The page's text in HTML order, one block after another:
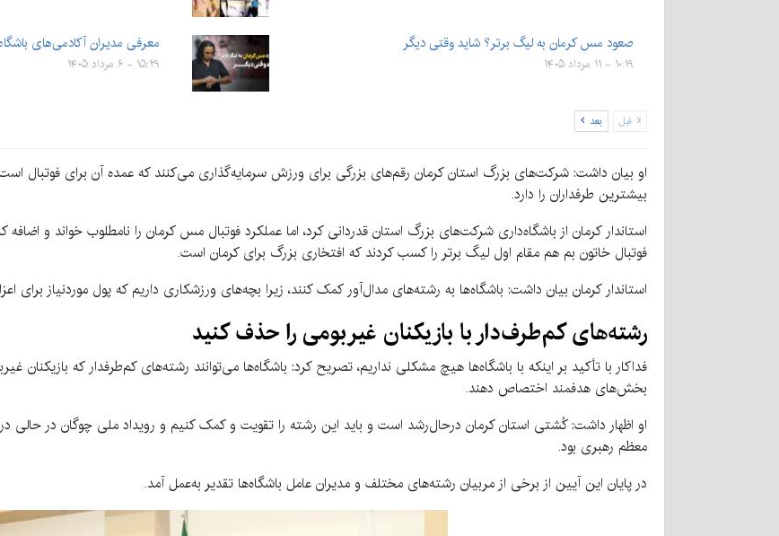
صعود مس کرمان به لیگ برتر؟ شاید وقتی دیگر
۱۰:۱۹ - ۱۱ مرداد ۱۴۰۵
معرفی مدیران آکادمی‌های
۱۵:۲۹ - ۶ مرداد ۱۴۰۵
قبل بعد
او بیان داشت: شرکت‌های بزرگ استان کرمان رقم‌های بزرگی برای ورزش سرمایه‌گذاری می‌کنند که عمده آن برای فوتبال
بیشترین طرفداران را دارد.
استاندار کرمان از باشگاه‌داری شرکت‌های بزرگ استان قدردانی کرد، اما عملکرد فوتبال مس کرمان را نامطلوب خواند و
فوتبال خاتون بم هم مقام اول لیگ برتر را کسب کردند که افتخاری بزرگ برای کرمان است.
استاندار کرمان بیان داشت: باشگاه‌ها به رشته‌های مدال‌آور کمک کنند، زیرا بچه‌های ورزشکاری داریم که پول موردنیاز برای
رشته‌های کم‌طرف‌دار با بازیکنان غیربومی را حذف کنید
فداکار با تأکید بر اینکه با باشگاه‌ها هیچ مشکلی نداریم، تصریح کرد: باشگاه‌ها می‌توانند رشته‌های کم‌طرفدار که بازیکنان
بخش‌های هدفمند اختصاص دهند.
او اظهار داشت: کُشتی استان کرمان درحال‌رشد است و باید این رشته را تقویت و کمک کنیم و رویداد ملی چوگان در حالی
معظم رهبری بود.
در پایان این آیین از برخی از مربیان رشته‌های مختلف و مدیران عامل باشگاه‌ها تقدیر به‌عمل آمد.